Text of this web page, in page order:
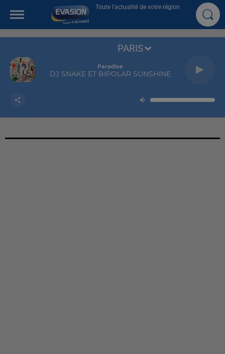
Toute l'actualité de votre région
Paradise
DJ SNAKE ET BIPOLAR SUNSHINE
PARIS